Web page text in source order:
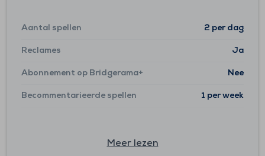
Aantal spellen 2 per dag
Reclames Ja
Abonnement op Bridgerama+ Nee
Becommentarieerde spellen 1 per week
Meer lezen